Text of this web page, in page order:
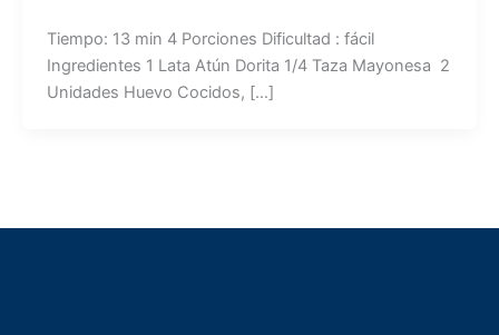
Tiempo: 13 min 4 Porciones Dificultad : fácil
Ingredientes 1 Lata Atún Dorita 1/4 Taza Mayonesa 2
Unidades Huevo Cocidos, […]